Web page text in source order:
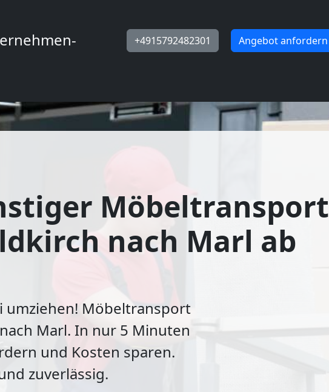
+4915792482301 Angebot anfordern
Möbeltransport
nach Marl ab
umziehen! Möbeltransport
Marl. In nur 5 Minuten
und Kosten sparen.
zuverlässig.